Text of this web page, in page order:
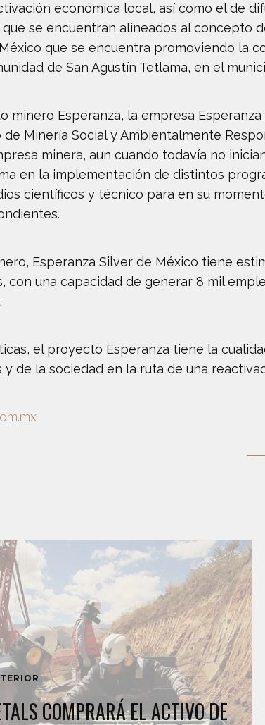
económica local, así como el de
se encuentran alineados al concepto
que se encuentra promoviendo la
de San Agustín Tetlama, en el
minero Esperanza, la empresa
Minería Social y Ambientalmente
minera, aun cuando todavía no
en la implementación de distintos
científicos y técnico para en su
Esperanza Silver de México tiene
con una capacidad de generar 8 mil
el proyecto Esperanza tiene la
de la sociedad en la ruta de una
COMPRARÁ EL ACTIVO DE